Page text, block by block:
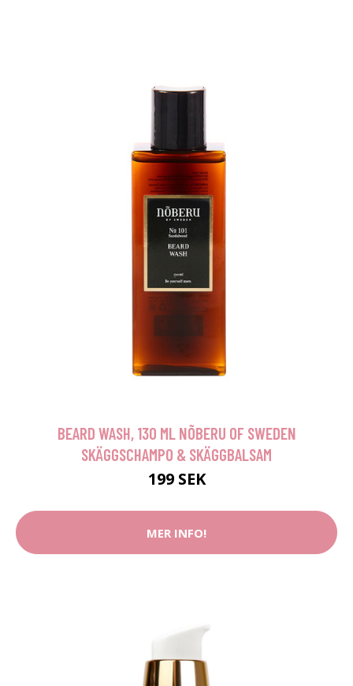
BEARD WASH, 130 ML NÕBERU OF SWEDEN
SKÄGGSCHAMPO & SKÄGGBALSAM
199 SEK
MER INFO!